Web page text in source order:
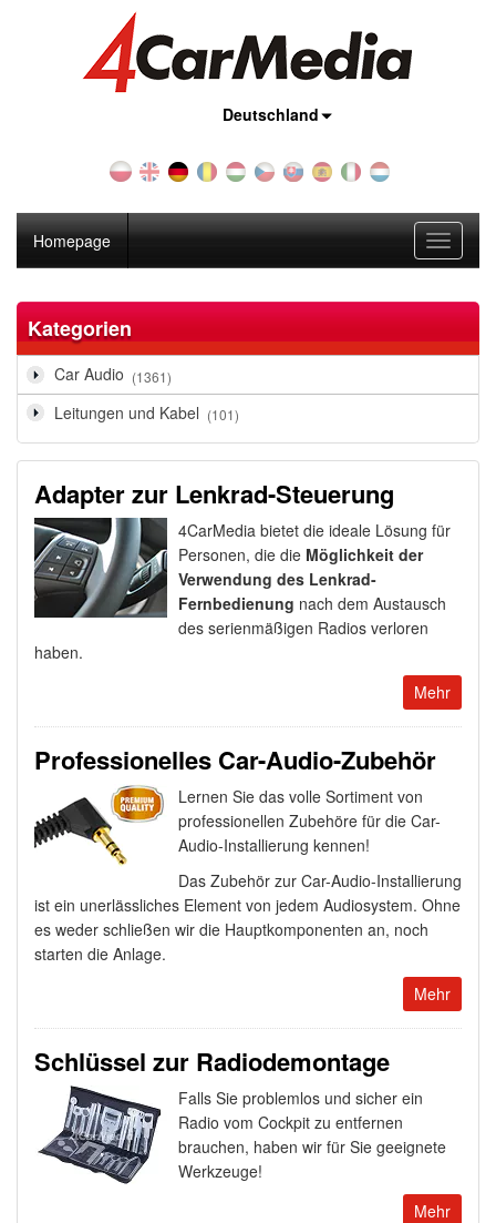
Deutschland
Toggle
Homepage
Kategorien
Car Audio (1361)
Leitungen und Kabel (101)
Adapter zur Lenkrad-Steuerung
4CarMedia bietet die ideale Lösung für
Personen, die die Möglichkeit der
Verwendung des Lenkrad-
Fernbedienung nach dem Austausch
des serienmäßigen Radios verloren
haben.
Mehr
Professionelles Car-Audio-Zubehör
Lernen Sie das volle Sortiment von
professionellen Zubehöre für die Car-
Audio-Installierung kennen!
Das Zubehör zur Car-Audio-Installierung
ist ein unerlässliches Element von jedem Audiosystem. Ohne
es weder schließen wir die Hauptkomponenten an, noch
starten die Anlage.
Mehr
Schlüssel zur Radiodemontage
Falls Sie problemlos und sicher ein
Radio vom Cockpit zu entfernen
brauchen, haben wir für Sie geeignete
Werkzeuge!
Mehr